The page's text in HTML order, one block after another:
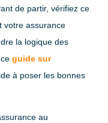
de partir, vérifiez ce
votre assurance
la logique des
ceguide sur
à poser les bonnes
au